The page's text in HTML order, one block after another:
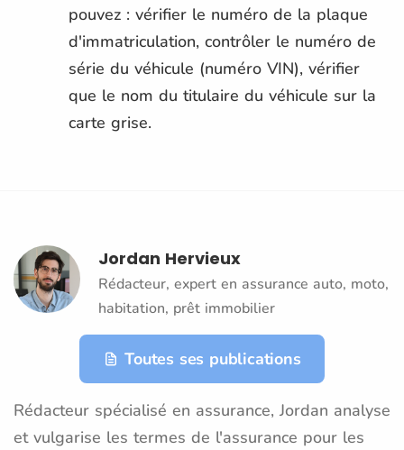
pouvez : vérifier le numéro de la plaque
d'immatriculation, contrôler le numéro de
série du véhicule (numéro VIN), vérifier
que le nom du titulaire du véhicule sur la
carte grise.
Jordan Hervieux
Rédacteur, expert en assurance auto, moto,
habitation, prêt immobilier
Toutes ses publications
Rédacteur spécialisé en assurance, Jordan analyse
et vulgarise les termes de l'assurance pour les